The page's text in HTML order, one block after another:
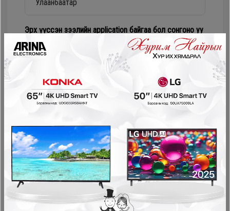
Эрх үүссэн зээлийн application байгаа бол сонгоно уу
Соно сонгодог зээл
PayOn - LeaseOn
NetPay - Шимтгэлгүй ав, хүүгүй төл